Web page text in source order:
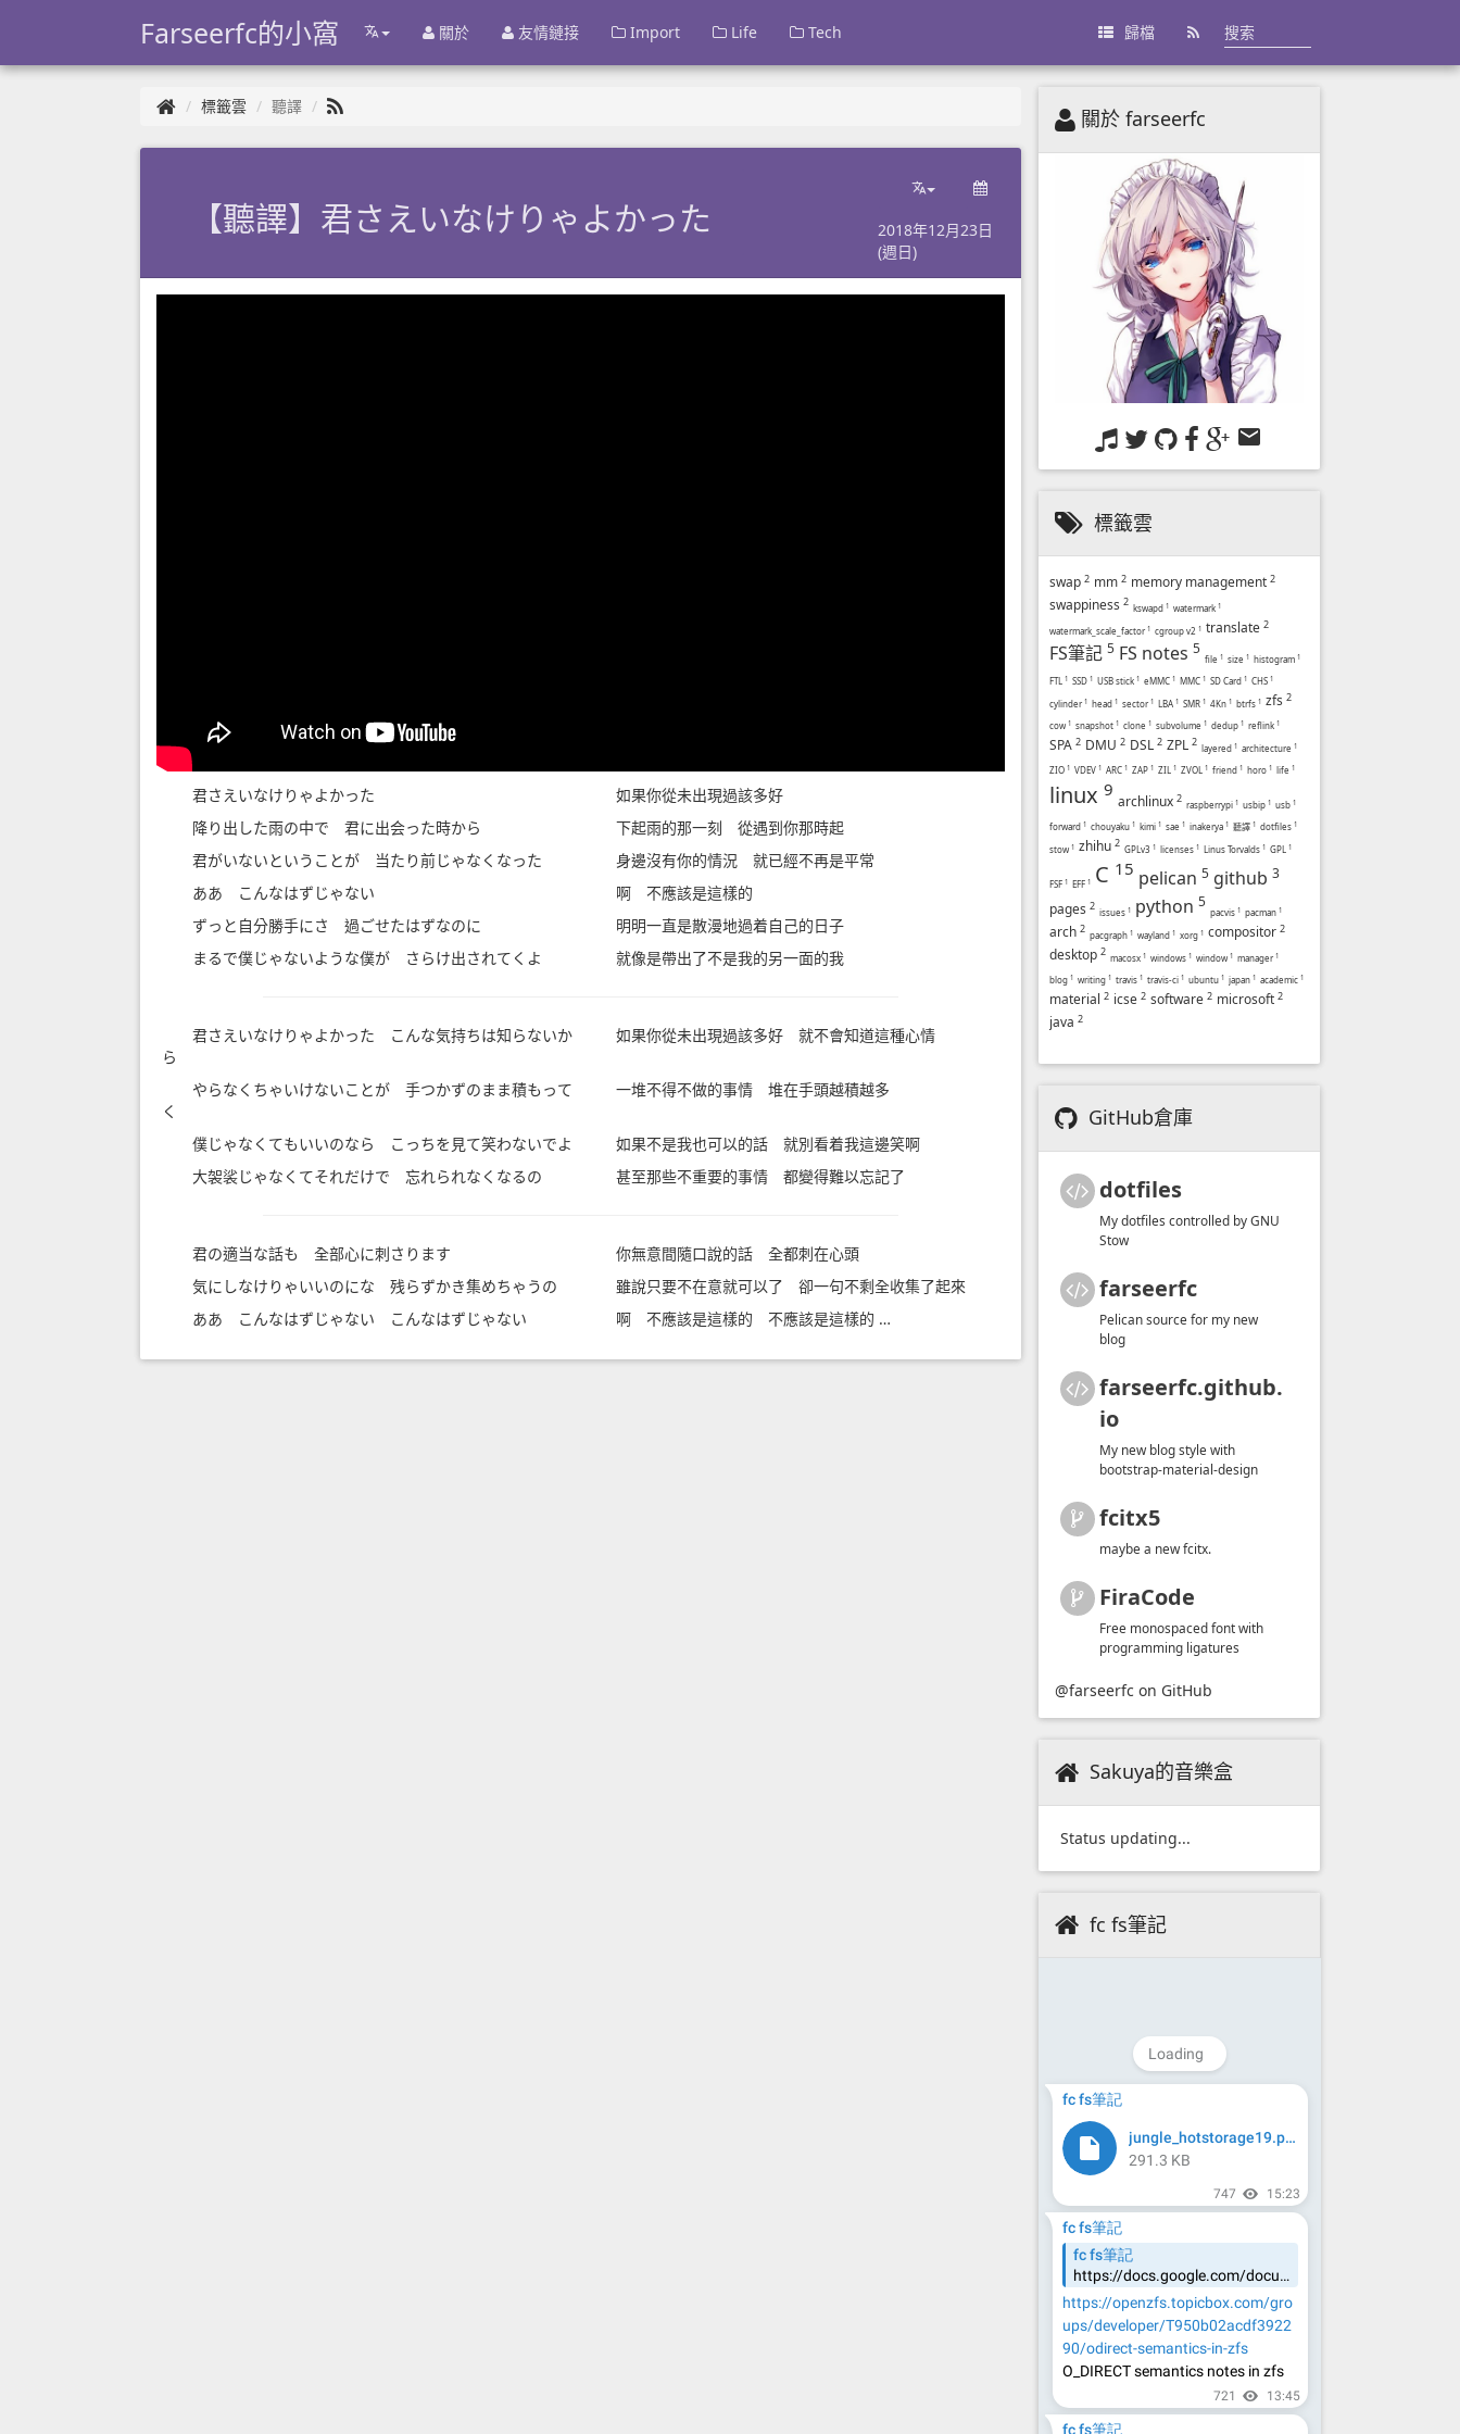
Farseerfc的小窩 關於 友情鏈接 Import Life Tech 歸檔
標籤雲 聽譯
【聽譯】君さえいなけりゃよかった
2018年12月23日
(週日)
君さえいなけりゃよかった
如果你從未出現過該多好
降り出した雨の中で 君に出会った時から
下起雨的那一刻 從遇到你那時起
君がいないということが 当たり前じゃなくなった
身邊沒有你的情況 就已經不再是平常
ああ こんなはずじゃない
啊 不應該是這樣的
ずっと自分勝手にさ 過ごせたはずなのに
明明一直是散漫地過着自己的日子
まるで僕じゃないような僕が さらけ出されてくよ
就像是帶出了不是我的另一面的我
君さえいなけりゃよかった こんな気持ちは知らないか
ら
如果你從未出現過該多好 就不會知道這種心情
やらなくちゃいけないことが 手つかずのまま積もって
く
一堆不得不做的事情 堆在手頭越積越多
僕じゃなくてもいいのなら こっちを見て笑わないでよ
如果不是我也可以的話 就別看着我這邊笑啊
大袈裟じゃなくてそれだけで 忘れられなくなるの
甚至那些不重要的事情 都變得難以忘記了
君の適当な話も 全部心に刺さります
你無意間隨口說的話 全都刺在心頭
気にしなけりゃいいのにな 残らずかき集めちゃうの
雖說只要不在意就可以了 卻一句不剩全收集了起來
ああ こんなはずじゃない こんなはずじゃない
啊 不應該是這樣的 不應該是這樣的 …
關於 farseerfc
標籤雲
swap 2 mm 2 memory management 2
swappiness 2 kswapd 1 watermark 1
watermark_scale_factor 1 cgroup v2 1 translate 2
FS筆記 5 FS notes 5
file 1 size 1 histogram 1
FTL 1 SSD 1 USB stick 1 eMMC 1 MMC 1 SD Card 1 CHS 1
cylinder 1 head 1 sector 1 LBA 1 SMR 1 4Kn 1 btrfs 1 zfs 2
cow 1 snapshot 1 clone 1 subvolume 1 dedup 1 reflink 1
SPA 2 DMU 2 DSL 2 ZPL 2 layered 1 architecture 1
ZIO 1 VDEV 1 ARC 1 ZAP 1 ZIL 1 ZVOL 1 friend 1 horo 1 life 1
linux 9
archlinux 2 raspberrypi 1 usbip 1 usb 1
forward 1 chouyaku 1 kimi 1 sae 1 inakerya 1 聽譯 1 dotfiles 1
stow 1 zhihu 2 GPLv3 1 licenses 1 Linus Torvalds 1 GPL 1
FSF 1 EFF 1 C 15 pelican 5 github 3
pages 2 issues 1 python 5
pacvis 1 pacman 1
arch 2 pacgraph 1 wayland 1 xorg 1 compositor 2
desktop 2 macosx 1 windows 1 window 1 manager 1
blog 1 writing 1 travis 1 travis-ci 1 ubuntu 1 japan 1 academic 1
material 2 icse 2 software 2 microsoft 2
java 2
GitHub倉庫
dotfiles
My dotfiles controlled by GNU
Stow
farseerfc
Pelican source for my new
blog
farseerfc.github.
io
My new blog style with
bootstrap-material-design
fcitx5
maybe a new fcitx.
FiraCode
Free monospaced font with
programming ligatures
@farseerfc on GitHub
Sakuya的音樂盒
Status updating...
fc fs筆記